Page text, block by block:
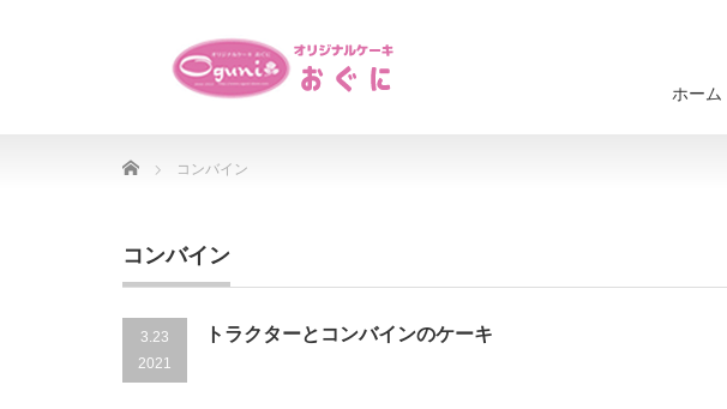
ホーム
Home コンバイン
コンバイン
3.23
2021
トラクターとコンバインのケーキ